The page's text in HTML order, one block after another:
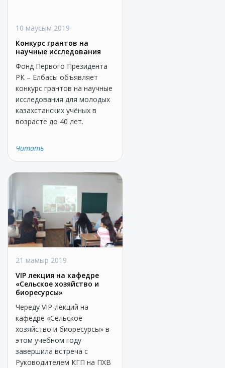
10 маусым 2019
Конкурс грантов на
научные исследования
Фонд Первого Президента
РК – Елбасы объявляет
конкурс грантов на научные
исследования для молодых
казахстанских учёных в
возрасте до 40 лет.
Читать
21 мамыр 2019
VIP лекция на кафедре
«Сельское хозяйство и
биоресурсы»
Череду VIP-лекций на
кафедре «Сельское
хозяйство и биоресурсы» в
этом учебном году
завершила встреча с
Руководителем КГП на ПХВ